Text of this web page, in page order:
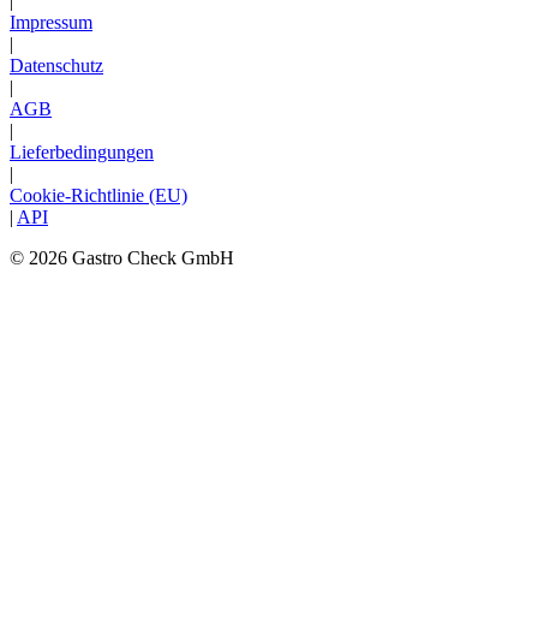
Impressum
|
Datenschutz
|
AGB
|
Lieferbedingungen
|
Cookie-Richtlinie (EU)
| API
© 2026 Gastro Check GmbH